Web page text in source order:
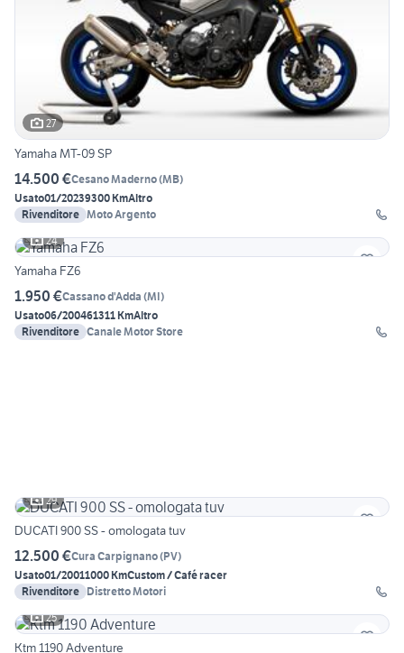
27
Yamaha MT-09 SP
14.500 €Cesano Maderno(MB)
Usato01/20239300 KmAltro
Rivenditore Moto Argento
24
Yamaha FZ6
1.950 €Cassano d'Adda (MI)
Usato06/200461311 KmAltro
Rivenditore Canale Motor Store
29
DUCATI 900 SS - omologata tuv
12.500 €Cura Carpignano(PV)
Usato01/20011000 KmCustom / Café racer
Rivenditore Distretto Motori
25
Ktm 1190 Adventure